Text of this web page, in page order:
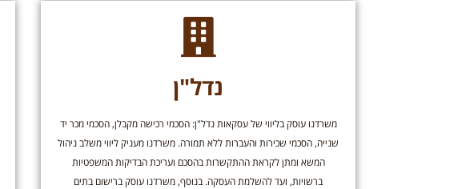
נדל"ן
משרדנו עוסק בליווי של עסקאות נדל"ן: הסכמי רכישה מקבלן, הסכמי מכר יד
שנייה, הסכמי שכירות והעברות ללא תמורה. משרדנו מעניק ליווי משלב ניהול
המשא ומתן לקראת ההתקשרות בהסכם ועריכת הבדיקות המשפטיות
ברשויות, ועד להשלמת העסקה. בנוסף, משרדנו עוסק ברישום בתים